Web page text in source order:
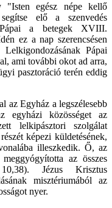
"Isten egész népe kellő
elő a szenvedés
a betegek XVIII.
ez a nap szerencsésen
Pápai
ami további okot ad arra,
pasztoráció terén eddig
az Egyház a legszélesebb
egyházi közösséget az
lelkipásztori szolgálat
képezi küldetésének,
illeszkedik. Ő, az
az összes
Jézus Krisztus
misztériumából az
nyer.